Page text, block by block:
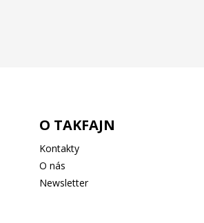
O TAKFAJN
Kontakty
O nás
Newsletter